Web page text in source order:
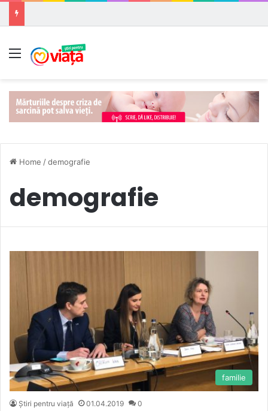
Meniu
Home /demografie
demografie
familie
Știri pentru viață 01.04.2019 0